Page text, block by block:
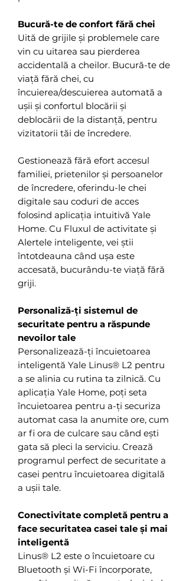
Bucură-te de confort fără chei
Uită de grijile și problemele care
vin cu uitarea sau pierderea
accidentală a cheilor. Bucură-te de
viață fără chei, cu
încuierea/descuierea automată a
ușii și confortul blocării și
deblocării de la distanță, pentru
vizitatorii tăi de încredere.
Gestionează fără efort accesul
familiei, prietenilor și persoanelor
de încredere, oferindu-le chei
digitale sau coduri de acces
folosind aplicația intuitivă Yale
Home. Cu Fluxul de activitate și
Alertele inteligente, vei știi
întotdeauna când ușa este
accesată, bucurându-te viață fără
griji.
Personaliză-ți sistemul de
securitate pentru a răspunde
nevoilor tale
Personalizează-ți încuietoarea
inteligentă Yale Linus® L2 pentru
a se alinia cu rutina ta zilnică. Cu
aplicația Yale Home, poți seta
încuietoarea pentru a-ți securiza
automat casa la anumite ore, cum
ar fi ora de culcare sau când ești
gata să pleci la serviciu. Crează
programul perfect de securitate a
casei pentru încuietoarea digitală
a ușii tale.
Conectivitate completă pentru a
face securitatea casei tale și mai
inteligentă
Linus® L2 este o încuietoare cu
Bluetooth și Wi-Fi încorporate,